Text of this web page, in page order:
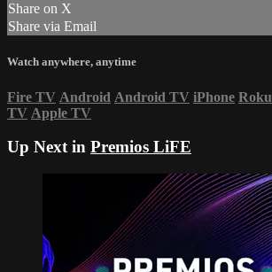
Share on X
Share via Email
Watch anywhere, anytime
Fire TV Android Android TV iPhone Roku
TV Apple TV
Up Next in Premios LiFE